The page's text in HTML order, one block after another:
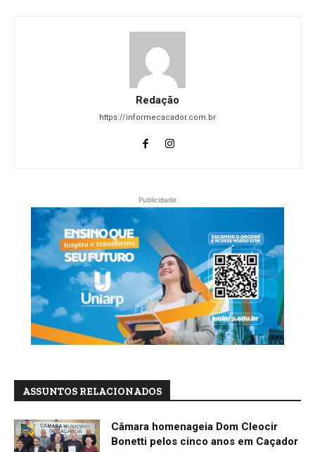
Redação
https://informecacador.com.br
Publicidade
ASSUNTOS RELACIONADOS
Câmara homenageia Dom Cleocir
Bonetti pelos cinco anos em Caçador